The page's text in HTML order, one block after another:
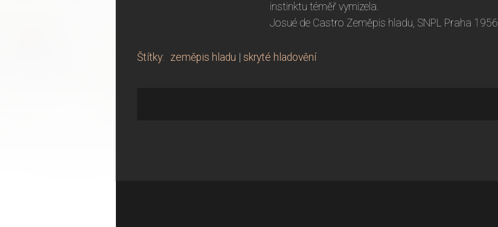
instinktu téměř vymizela.
Josué de Castro Zeměpis hladu, SNPL Praha 1956
Štítky: zeměpis hladu skryté hladovění